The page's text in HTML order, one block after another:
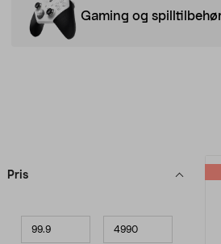
Gaming og
Avgrens
Pris